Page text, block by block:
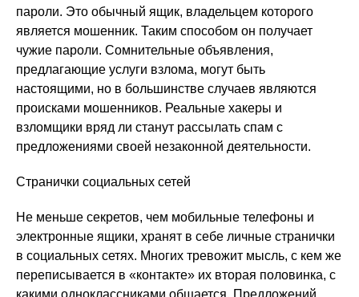
пароли. Это обычный ящик, владельцем которого
является мошенник. Таким способом он получает
чужие пароли. Сомнительные объявления,
предлагающие услуги взлома, могут быть
настоящими, но в большинстве случаев являются
происками мошенников. Реальные хакеры и
взломщики вряд ли станут рассылать спам с
предложениями своей незаконной деятельности.
Странички социальных сетей
Не меньше секретов, чем мобильные телефоны и
электронные ящики, хранят в себе личные странички
в социальных сетях. Многих тревожит мысль, с кем же
переписывается в «контакте» их вторая половинка, с
какими одноклассниками общается. Предложений